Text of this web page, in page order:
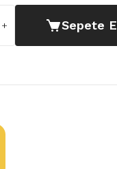
Sepete